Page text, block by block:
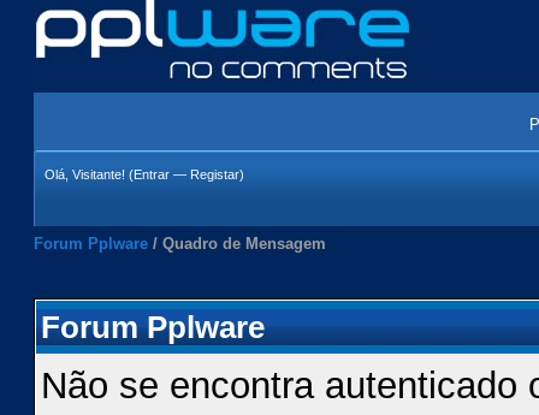
Olá, Visitante! (Entrar — Registar)
Forum Pplware / Quadro de Mensagem
Forum Pplware
Não se encontra autenticado